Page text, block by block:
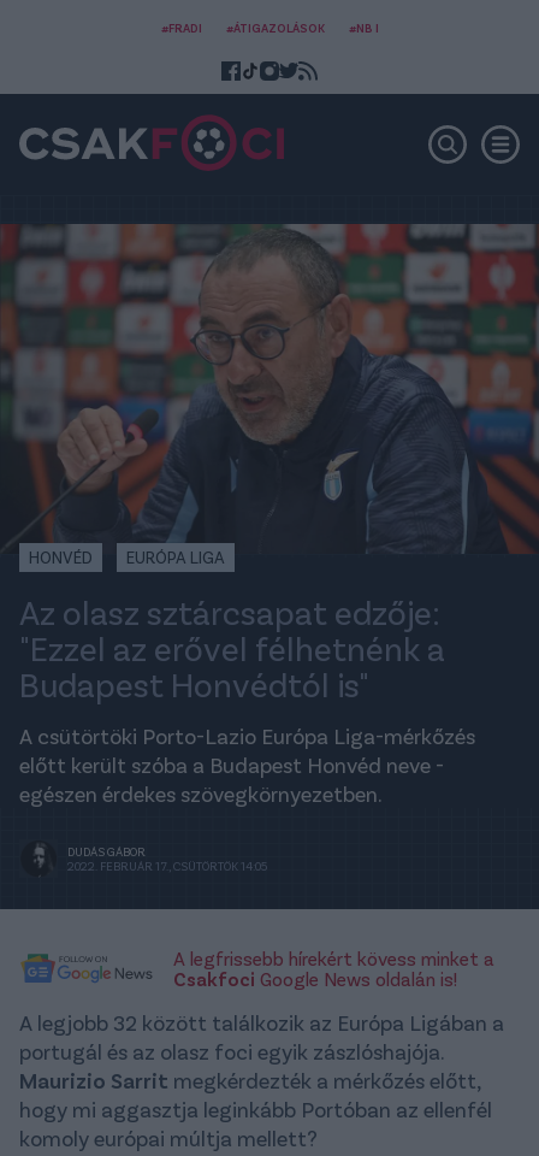
#FRADI #ÁTIGAZOLÁSOK #NB I
HONVÉD EURÓPA LIGA
Az olasz sztárcsapat edzője:
"Ezzel az erővel félhetnénk a
Budapest Honvédtól is"
A csütörtöki Porto-Lazio Európa Liga-mérkőzés
előtt került szóba a Budapest Honvéd neve -
egészen érdekes szövegkörnyezetben.
DUDÁS GÁBOR
2022. FEBRUÁR 17., CSÜTÖRTÖK 14:05
A legfrissebb hírekért kövess minket a
Csakfoci Google News oldalán is!
A legjobb 32 között találkozik az Európa Ligában a
portugál és az olasz foci egyik zászlóshajója.
Maurizio Sarrit megkérdezték a mérkőzés előtt,
hogy mi aggasztja leginkább Portóban az ellenfél
komoly európai múltja mellett?